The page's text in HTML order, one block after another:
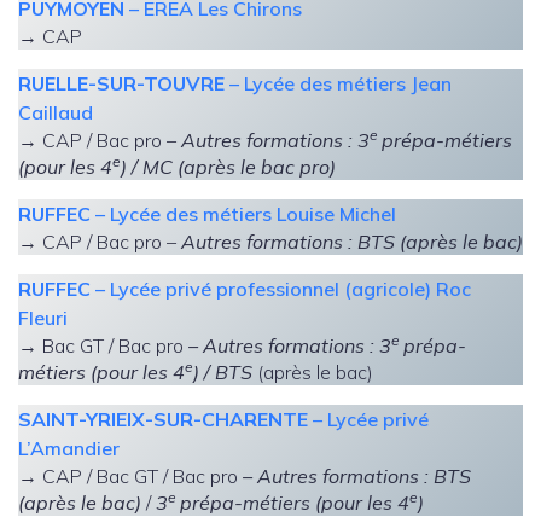
PUYMOYEN – EREA Les Chirons
→ CAP
RUELLE-SUR-TOUVRE – Lycée des métiers Jean
Caillaud
→ CAP / Bac pro – Autres formations : 3e prépa-métiers
(pour les 4e) / MC (après le bac pro)
RUFFEC – Lycée des métiers Louise Michel
→ CAP / Bac pro – Autres formations : BTS (après le bac)
RUFFEC – Lycée privé professionnel (agricole) Roc
Fleuri
→ Bac GT / Bac pro – Autres formations : 3e prépa-
métiers (pour les 4e) / BTS (après le bac)
SAINT-YRIEIX-SUR-CHARENTE – Lycée privé
L’Amandier
→ CAP / Bac GT / Bac pro – Autres formations : BTS
(après le bac) /3e prépa-métiers (pour les 4e)